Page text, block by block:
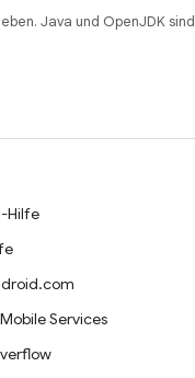
Java und OpenJDK sind
Hilfe
Services